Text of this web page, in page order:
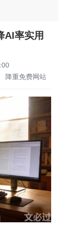
AI率实用
降重免费网站